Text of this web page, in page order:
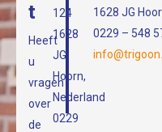
1628 JG
0229 – 548
t
Heeft
u
vragen
over
de
124
1628
JG
Hoorn,
Nederland
0229